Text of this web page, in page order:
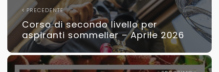
PRECEDENTE
Corso di secondo livello per
aspiranti sommelier – Aprile 2026